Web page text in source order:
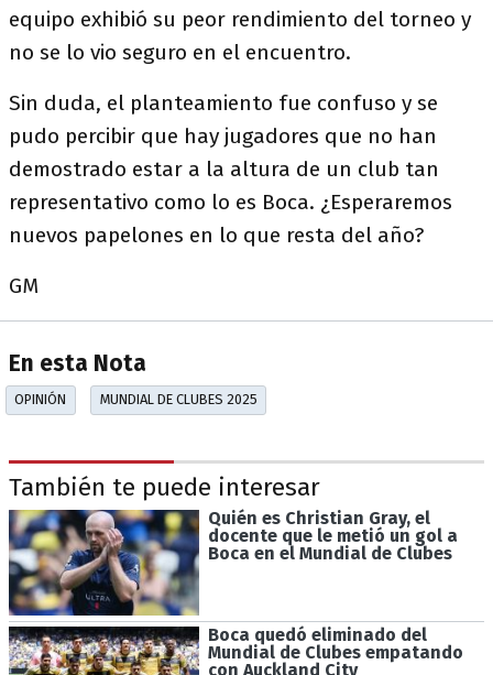
equipo exhibió su peor rendimiento del torneo y
no se lo vio seguro en el encuentro.
Sin duda, el planteamiento fue confuso y se
pudo percibir que hay jugadores que no han
demostrado estar a la altura de un club tan
representativo como lo es Boca. ¿Esperaremos
nuevos papelones en lo que resta del año?
GM
En esta Nota
OPINIÓN MUNDIAL DE CLUBES 2025
También te puede interesar
Quién es Christian Gray, el
docente que le metió un gol a
Boca en el Mundial de Clubes
Boca quedó eliminado del
Mundial de Clubes empatando
con Auckland City